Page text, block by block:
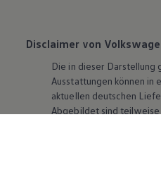
Disclaimer von
Die in dieser Darstellung
Ausstattungen können in
aktuellen deutschen
Abgebildet sind